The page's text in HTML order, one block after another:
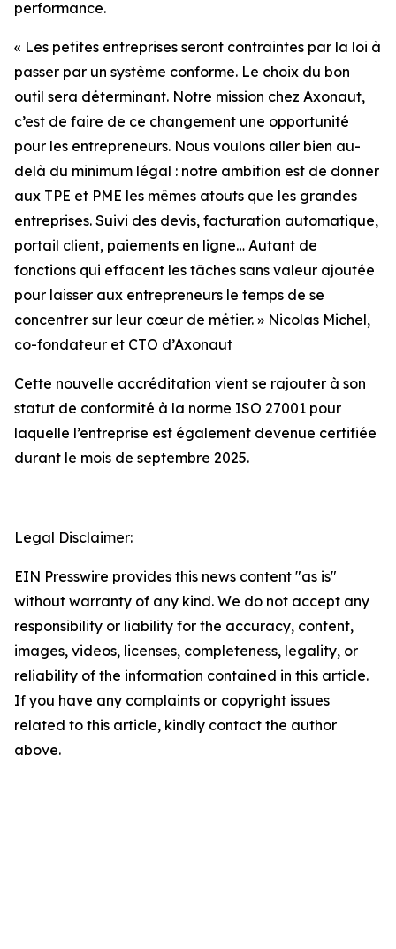
performance.
« Les petites entreprises seront contraintes par la loi à
passer par un système conforme. Le choix du bon
outil sera déterminant. Notre mission chez Axonaut,
c’est de faire de ce changement une opportunité
pour les entrepreneurs. Nous voulons aller bien au-
delà du minimum légal : notre ambition est de donner
aux TPE et PME les mêmes atouts que les grandes
entreprises. Suivi des devis, facturation automatique,
portail client, paiements en ligne… Autant de
fonctions qui effacent les tâches sans valeur ajoutée
pour laisser aux entrepreneurs le temps de se
concentrer sur leur cœur de métier. » Nicolas Michel,
co-fondateur et CTO d’Axonaut
Cette nouvelle accréditation vient se rajouter à son
statut de conformité à la norme ISO 27001 pour
laquelle l’entreprise est également devenue certifiée
durant le mois de septembre 2025.
Legal Disclaimer:
EIN Presswire provides this news content "as is"
without warranty of any kind. We do not accept any
responsibility or liability for the accuracy, content,
images, videos, licenses, completeness, legality, or
reliability of the information contained in this article.
If you have any complaints or copyright issues
related to this article, kindly contact the author
above.